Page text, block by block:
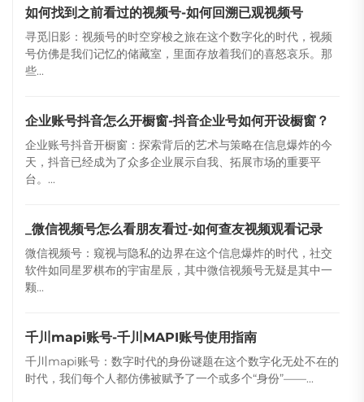
如何找到之前看过的视频号-如何回溯已观视频号
寻觅旧影：视频号的时空穿梭之旅在这个数字化的时代，视频
号仿佛是我们记忆的储藏室，里面存放着我们的喜怒哀乐。那
些...
企业账号抖音怎么开橱窗-抖音企业号如何开设橱窗？
企业账号抖音开橱窗：探索背后的艺术与策略在信息爆炸的今
天，抖音已经成为了众多企业展示自我、拓展市场的重要平
台。...
_微信视频号怎么看朋友看过-如何查友视频观看记录
微信视频号：窥视与隐私的边界在这个信息爆炸的时代，社交
软件如同星罗棋布的宇宙星辰，其中微信视频号无疑是其中一
颗...
千川mapi账号-千川MAPI账号使用指南
千川mapi账号：数字时代的身份谜题在这个数字化无处不在的
时代，我们每个人都仿佛被赋予了一个或多个“身份”——...